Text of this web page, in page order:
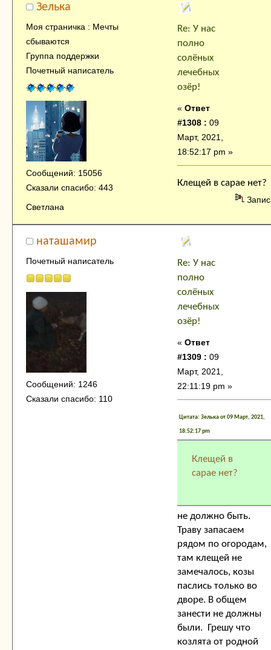
Зелька
Моя страничка : Мечты
сбываются
Группа поддержки
Почетный написатель
Сообщений: 15056
Сказали спасибо: 443
Светлана
Re: У нас
полно
солёных
лечебных
озёр!
« Ответ
#1308 : 09
Март, 2021,
18:52:17 pm »
Клещей в сарае нет?
наташамир
Почетный написатель
Сообщений: 1246
Сказали спасибо: 110
Re: У нас
полно
солёных
лечебных
озёр!
« Ответ
#1309 : 09
Март, 2021,
22:11:19 pm »
Цитата: Зелька от 09 Март, 2021,
18:52:17 pm
Клещей в
сарае нет?
не должно быть.
Траву запасаем
рядом по огородам,
там клещей не
замечалось, козы
паслись только во
дворе. В общем
занести не должны
были. Грешу что
козлята от родной